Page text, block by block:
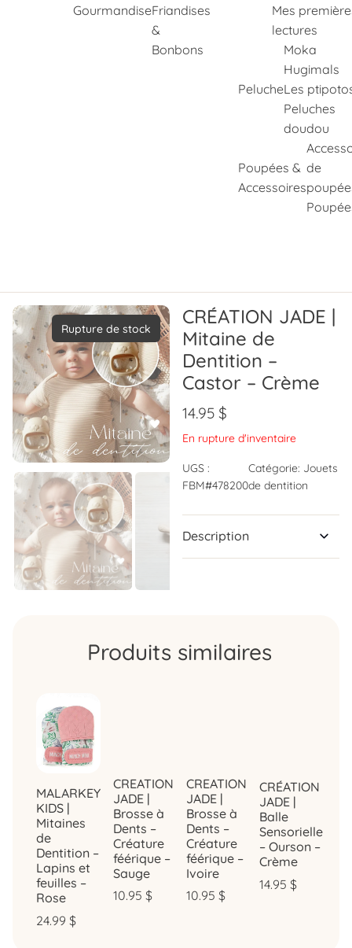
GourmandiseFriandises
&
Bonbons
Mes
lectures
Peluche
Moka
Hugimals
Les
Peluches
doudou
Poupées &
Accessoires
de
Rupture de stock
CRÉATION JADE |
Mitaine de
Dentition –
Castor – Crème
14.95$
En rupture d'inventaire
UGS :
FBM#478200
Catégorie: Jouets
de dentition
Description
Produits similaires
MALARKEY
KIDS |
Mitaines
de
Dentition –
Lapins et
feuilles –
Rose
24.99 $
CREATION
JADE |
Brosse à
Dents –
Créature
féérique –
Sauge
10.95 $
CREATION
JADE |
Brosse à
Dents –
Créature
féérique –
Ivoire
10.95 $
CRÉATION
JADE |
Balle
Sensorielle
– Ourson –
Crème
14.95 $